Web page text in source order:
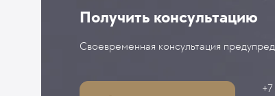
Получить консультацию
Своевременная консультация